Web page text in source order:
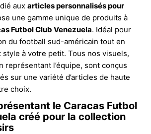
aux articles personnalisés pour
une gamme unique de produits à
Futbol Club Venezuela. Idéal pour
du football sud-américain tout en
à votre petit. Tous nos visuels,
représentant l’équipe, sont conçus
sur une variété d’articles de haute
choix.
le Caracas Futbol
créé pour la collection